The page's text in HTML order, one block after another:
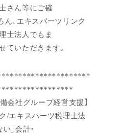
さん等にご確
ん、エキスパーツリンク
士法人でもま
ていただきます。
会社グループ経営支援】
/エキスパーツ税理士法
」会計・